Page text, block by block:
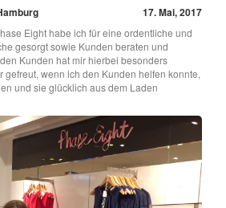
17. Mai, 2017
Eight habe ich für eine ordentliche und
gesorgt sowie Kunden beraten und
Kunden hat mir hierbei besonders
gefreut, wenn ich den Kunden helfen konnte,
und sie glücklich aus dem Laden